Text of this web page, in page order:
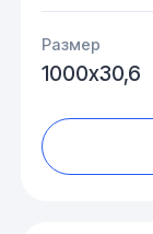
Размер
1000х30,6